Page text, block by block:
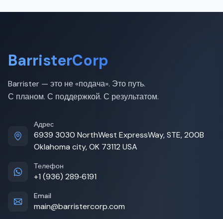
BarristerCorp
Barrister — это не «подача». Это путь.
С планом. С поддержкой. С результатом.
Адрес
6939 3030 NorthWest ExpressWay, STE, 200B
Oklahoma city, OK 73112 USA
Телефон
+1 (936) 289‑6191
Email
main@barristercorp.com